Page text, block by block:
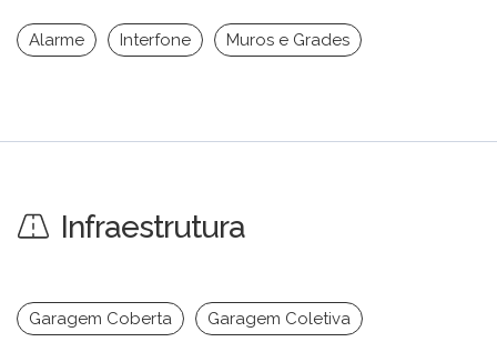
Alarme Interfone Muros e Grades
Infraestrutura
Garagem Coberta Garagem Coletiva